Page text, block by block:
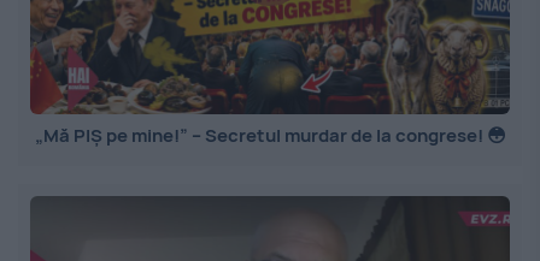
„Mă PIȘ pe mine!” – Secretul murdar de la congrese! 😳